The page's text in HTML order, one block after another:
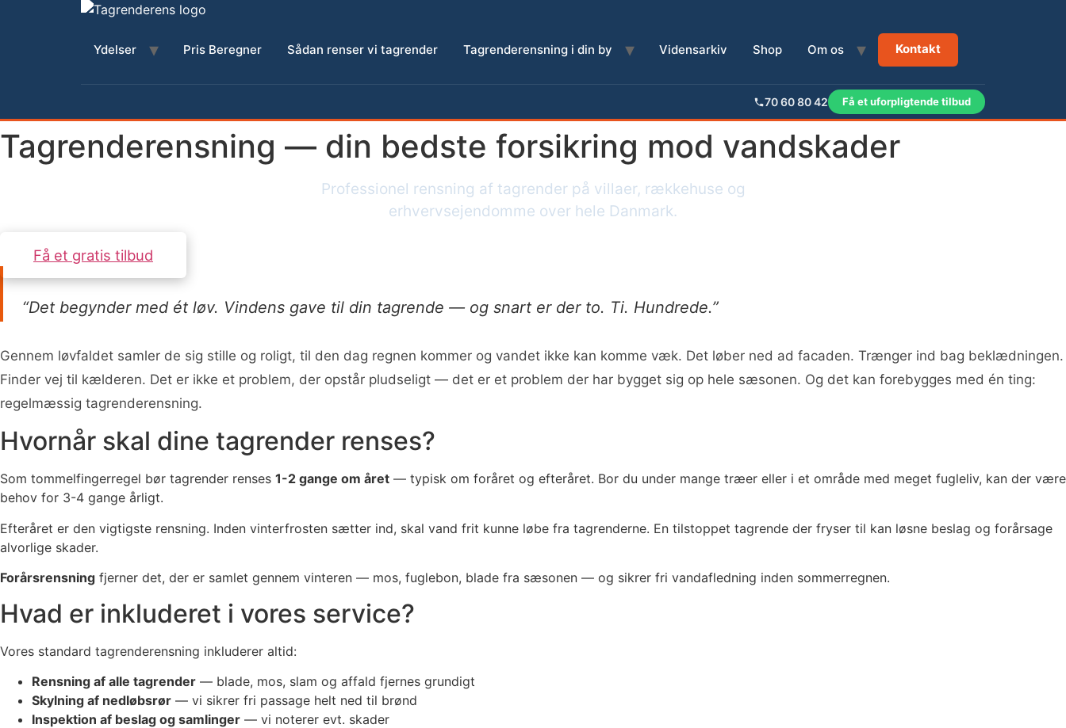
Ydelser Pris Beregner Sådan renser vi tagrender Tagrenderensning i din by Vidensarkiv Shop Om os Kontakt
70 60 80 42 Få et uforpligtende tilbud
Tagrenderensning — din bedste forsikring mod vandskader
Professionel rensning af tagrender på villaer, rækkehuse og
erhvervsejendomme over hele Danmark.
Få et gratis tilbud
“Det begynder med ét løv. Vindens gave til din tagrende — og snart er der to. Ti. Hundrede.”
Gennem løvfaldet samler de sig stille og roligt, til den dag regnen kommer og vandet ikke kan komme væk. Det løber ned ad facaden. Trænger ind bag beklædningen.
Finder vej til kælderen. Det er ikke et problem, der opstår pludseligt — det er et problem der har bygget sig op hele sæsonen. Og det kan forebygges med én ting:
regelmæssig tagrenderensning.
Hvornår skal dine tagrender renses?
Som tommelfingerregel bør tagrender renses 1-2 gange om året — typisk om foråret og efteråret. Bor du under mange træer eller i et område med meget fugleliv, kan der være
behov for 3-4 gange årligt.
Efteråret er den vigtigste rensning. Inden vinterfrosten sætter ind, skal vand frit kunne løbe fra tagrenderne. En tilstoppet tagrende der fryser til kan løsne beslag og forårsage
alvorlige skader.
Forårsrensning fjerner det, der er samlet gennem vinteren — mos, fuglebon, blade fra sæsonen — og sikrer fri vandafledning inden sommerregnen.
Hvad er inkluderet i vores service?
Vores standard tagrenderensning inkluderer altid:
Rensning af alle tagrender — blade, mos, slam og affald fjernes grundigt
Skylning af nedløbsrør — vi sikrer fri passage helt ned til brønd
Inspektion af beslag og samlinger — vi noterer evt. skader